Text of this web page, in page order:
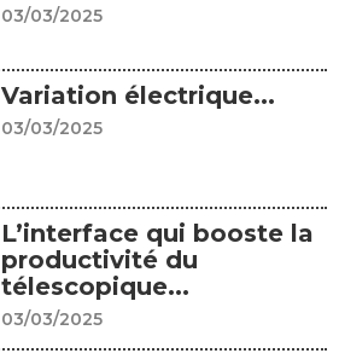
03/03/2025
Variation électrique...
03/03/2025
L’interface qui booste la
productivité du
télescopique...
03/03/2025